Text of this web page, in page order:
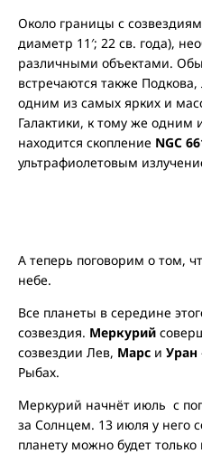
Около границы с
диаметр 11′; 22 св. года),
различными объектами.
встречаются также
одним из самых ярких и
Галактики, к тому же одним
находится скопление NGC
ультрафиолетовым
А теперь поговорим о том,
небе.
Все планеты в середине
созвездия. Меркурий
созвездии Лев, Марс и Уран
Рыбах.
Меркурий начнёт июль с
за Солнцем. 13 июля у него
планету можно будет